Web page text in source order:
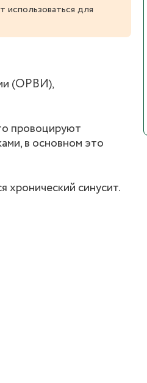
использоваться для
(ОРВИ),
провоцируют
в основном это
хронический синусит.